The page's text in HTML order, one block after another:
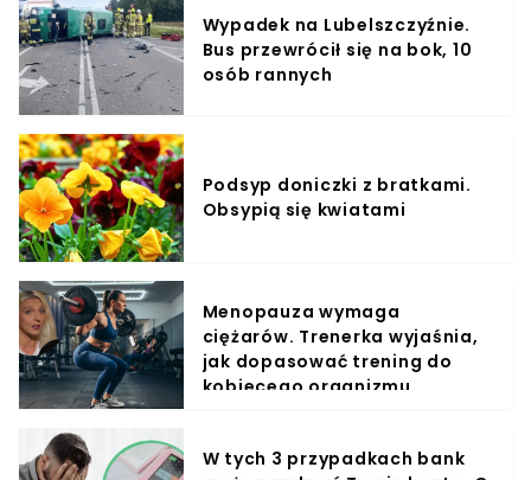
Wypadek na Lubelszczyźnie.
Bus przewrócił się na bok, 10
osób rannych
Podsyp doniczki z bratkami.
Obsypią się kwiatami
Menopauza wymaga
ciężarów. Trenerka wyjaśnia,
jak dopasować trening do
kobiecego organizmu
W tych 3 przypadkach bank